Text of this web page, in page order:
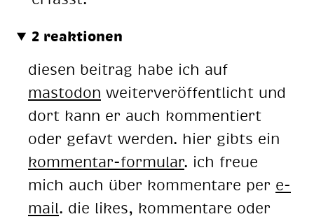
2 reaktionen
diesen beitrag habe ich auf
mastodon weiterveröffentlicht und
dort kann er auch kommentiert
oder gefavt werden. hier gibts ein
kommentar-formular. ich freue
mich auch über kommentare per e-
mail. die likes, kommentare oder